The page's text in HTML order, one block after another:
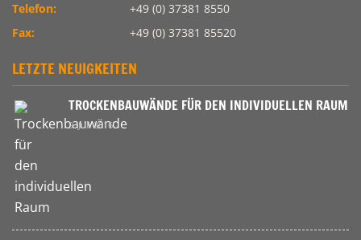
Telefon:
+49 (0) 37381 8550
Fax:
+49 (0) 37381 85520
LETZTE NEUIGKEITEN
TROCKENBAUWÄNDE FÜR DEN INDIVIDUELLEN RAUM
9. Juli 2016